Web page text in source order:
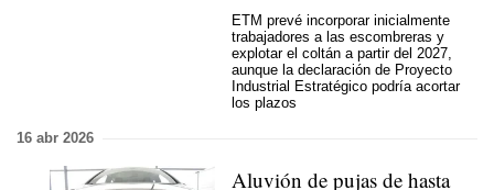
ETM prevé incorporar inicialmente
trabajadores a las escombreras y
explotar el coltán a partir del 2027,
aunque la declaración de Proyecto
Industrial Estratégico podría acortar
los plazos
16 abr 2026
Aluvión de pujas de hasta